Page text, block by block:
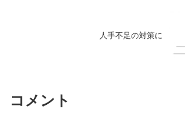
人手不足の対策に
コメント